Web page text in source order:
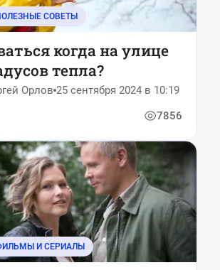
СОВЕТЫ
когда на улице
тепла?
Орлов 25 сентября 2024 в 10:19
7856
И СЕРИАЛЫ